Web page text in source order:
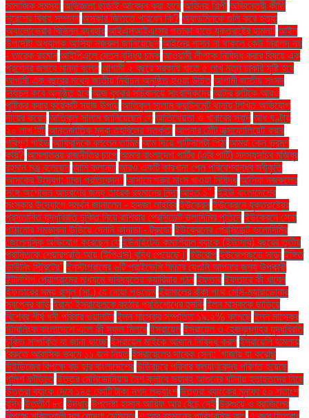
সামাজিক সমস্যা অভিজ্ঞতা ছাড়াই আবেদন করা যাবে অভিনয় শিল্পী অভিনেত্রী কীর্তি
সুরেশের বিবাহ সম্পন্ন অস্কার জিততে পারবেন কি? অ্যাডমিনকে গুলি করে হত্যা
অ্যালোভেরার বিভিন্ন ব্যবহার আইএসআইএসের পতাকা হাতে যুক্তরাষ্ট্রে হামলা! আইন
উপদেষ্টা অধ্যাপক আসিফ নজরুল জানিয়েছেন আইনের শাসন না থাকলে কেউ নিরাপদ নয়
- তারেক রহমান আইপিএলে বেতন বৃদ্ধির চমক আওয়ামী লীগকে নিষিদ্ধ করার বিষয়ে এক
প্রশ্নের জবাবে মান্না বলেন আগামী ২ বছরে সরকারি খাতে ৫ লাখ নতুন চাকরি সৃষ্টি হবে
আগামী এক বছরের মধ্যে জাতীয় নির্বাচন অনুষ্ঠিত হওয়া উচিত আগামী জাতীয় সংসদ
নির্বাচন কবে অনুষ্ঠিত হবে আজ বুধবার সচিবালয়ে সাংবাদিকদের আটার রুটিকে আরও
পুষ্টিকর করার কয়েকটি সহজ উপায় আতিকুল সালাম ক্যান্টনমেন্ট থানায় লিখিত অভিযোগ
দায়ের করেন আতিকুল সালাম জানিয়েছেন যে আতিথেয়তা ও খাবারের স্বাদ আধ ঘণ্টায়
২০ লাখ হিট আন্তর্জাতিক মুদ্রা তহবিলের সতর্কতা আপনার ঠোঁট এক্সফোলিয়েট করার
পরিপূর্ণ গাইড আফ্রিদিকে বললেন তামিম আম দিয়ে পাটিসাপটা পিঠা আমরা কেন ভ্রমণ
করি? আমলাতন্ত্র রাজনীতির চাপে আমার বাংলাদেশ পার্টির (এবি পার্টি) সদস্যসচিব মজিবুর
রহমান মঞ্জু বলেছেন আমি ক্লান্ত আরও একটি কারখানা পেল পরিবেশবান্ধব স্বীকৃতি
আসকের উদ্বেগ: ঢাকা প্রতিবেদন" আসামে গরুর মাংস খাওয়া নিষিদ্ধ আসিফ নজরুলের
সঙ্গে অশোভন আচরণের জন্য তারেক রহমানের নিন্দা আহত ১". ইইউ বাংলাদেশের
সংস্কার উদ্যোগে সমর্থন জানালেন - হাদজা লাহবিব ইউক্রেন ইউক্রেনে যুক্তরাষ্ট্রের
প্রস্তাবিত যুদ্ধবিরতি চুক্তি নিয়ে রাশিয়ার প্রেসিডেন্ট ভ্লাদিমির পুতিনে ইউক্রেনে সেনা
পাঠানোর সম্ভাবনা উড়িয়ে দেননি কানাডা - ট্রুডো ইউক্রেনের প্রেসিডেন্ট ভলোদিমির
জেলেনস্কি অভিযোগ করেছেন যে ইউনাইটেড কমার্শিয়াল ব্যাংক (ইউসিবি) বছরের তৃতীয়
প্রান্তিকে শেয়ারপ্রতি আয় (ইপিএস) বৃদ্ধি পেয়েছে। ইউরোপ ইউরোপজুড়ে সাড়া ইঙ্গিত
ডাউনিং স্ট্রিটের" ইনস্টাগ্রামের ৬টি প্রাইভেসি ফিচার যেগুলি আপনার জন্য উপকারী
ইন্টার্নশিপ প্রোগ্রামের মাধ্যমে ভবিষ্যতের ক্যারিয়ার গঠন ইফতার ইফতারে কী খাবেন
ইফতারের সময় রাসুল (সা.) যে দোয়া পড়তেন ইয়ামালের বাঁকা পথে মেসি-ম্যারাডোনার
স্বপ্নের বাড়ি ইরান: ইসরায়েলকে কঠোর প্রতিশোধের হুমকি ইলন মাস্ককে ছাড়িয়ে
বিশ্বের শীর্ষ ধনী পরিবার ওয়ালটন ইলন মাস্কের সম্পত্তি ১৯.২% কমেছে ইলন মাস্কের
স্টারলিংক বাংলাদেশে এলে কী সুফল মিলবে ইসরায়েল ইসরায়েল ও হেজবুল্লাহর যুদ্ধবিরতি
চুক্তি সম্পর্কিত যা জানা যাচ্ছে ইসরায়েল মাইকে আজান নিষিদ্ধ করল ইসরায়েলি হামলায়
বৈরুতে আবাসিক ভবনে ১১ জন নিহত ইসরায়েলের সাবেক সেনা: 'গাজায় যা করেছি
উইন্ডিজের বিপক্ষে বড় হার বাংলাদেশের উড়িরচরে পরিবার কল্যাণকেন্দ্র পরিণত হয়েছে
পুলিশ ফাঁড়িতে উত্তর মেসিডোনিয়ায় নৈশ ক্লাবে ভয়াবহ আগুনের ঘটনায় হতাহতদের নিয়ে
উত্তরা ব্যাংক দেবে ১৪৫ কোটি টাকা নগদ লভ্যাংশ উত্তরা ব্যাংকের মুনাফা ৫০ শতাংশ
বৃদ্ধি উত্তীর্ণ ৮৩ উদ্ধার উপদেষ্টা হাসান আরিফ আর বেঁচে নেই উরুগুয়ে ও ব্রাজিলের